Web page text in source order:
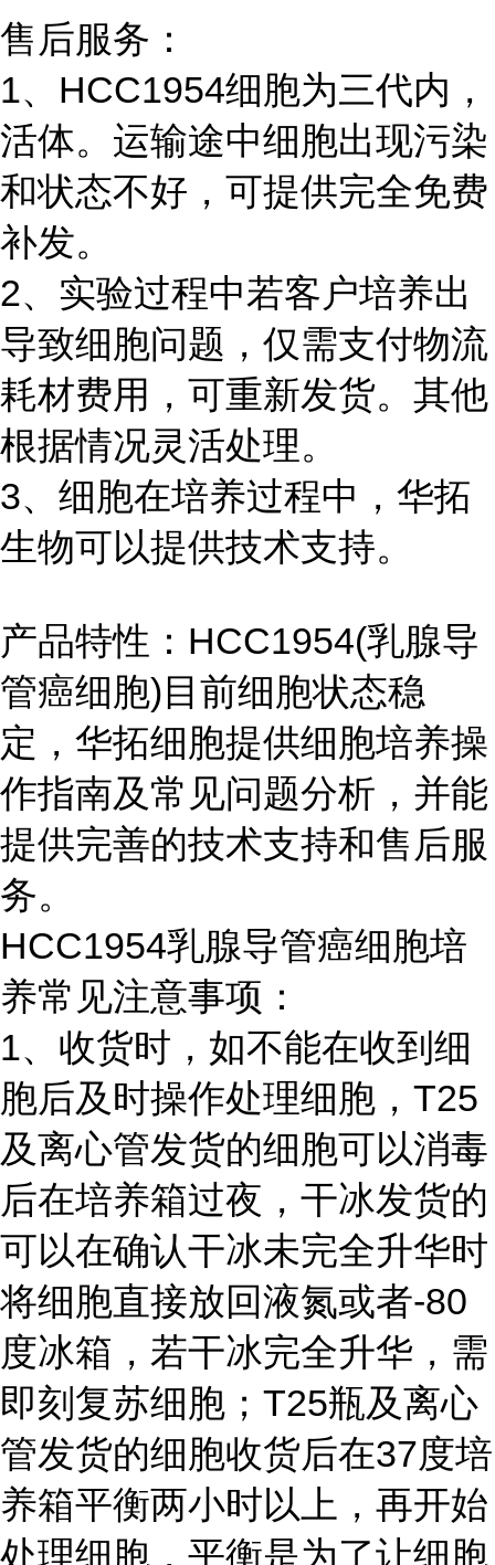
售后服务：
1、HCC1954细胞为三代内，
活体。运输途中细胞出现污染
和状态不好，可提供完全免费
补发。
2、实验过程中若客户培养出
导致细胞问题，仅需支付物流
耗材费用，可重新发货。其他
根据情况灵活处理。
3、细胞在培养过程中，华拓
生物可以提供技术支持。
产品特性：HCC1954(乳腺导
管癌细胞)目前细胞状态稳
定，华拓细胞提供细胞培养操
作指南及常见问题分析，并能
提供完善的技术支持和售后服
务。
HCC1954乳腺导管癌细胞培
养常见注意事项：
1、收货时，如不能在收到细
胞后及时操作处理细胞，T25
及离心管发货的细胞可以消毒
后在培养箱过夜，干冰发货的
可以在确认干冰未完全升华时
将细胞直接放回液氮或者-80
度冰箱，若干冰完全升华，需
即刻复苏细胞；T25瓶及离心
管发货的细胞收货后在37度培
养箱平衡两小时以上，再开始
处理细胞，平衡是为了让细胞